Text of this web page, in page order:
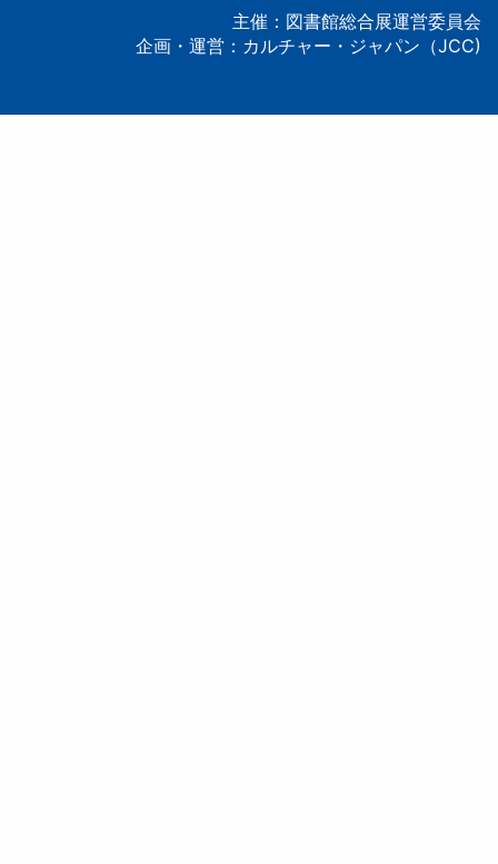
主催：図書館総合展運営委員会
企画・運営：カルチャー・ジャパン（JCC)